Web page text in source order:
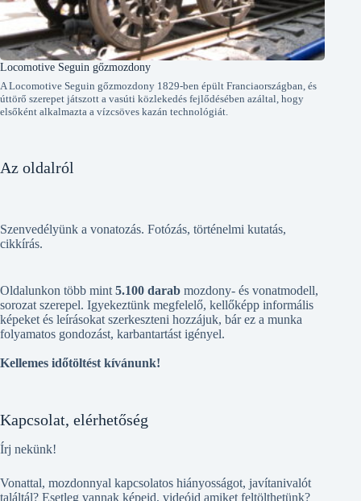
Locomotive Seguin gőzmozdony
A Locomotive Seguin gőzmozdony 1829-ben épült Franciaországban, és
úttörő szerepet játszott a vasúti közlekedés fejlődésében azáltal, hogy
elsőként alkalmazta a vízcsöves kazán technológiát.
Az oldalról
Szenvedélyünk a vonatozás. Fotózás, történelmi kutatás,
cikkírás.
Oldalunkon több mint 5.100 darab mozdony- és vonatmodell,
sorozat szerepel. Igyekeztünk megfelelő, kellőképp informális
képeket és leírásokat szerkeszteni hozzájuk, bár ez a munka
folyamatos gondozást, karbantartást igényel.
Kellemes időtöltést kívánunk!
Kapcsolat, elérhetőség
Írj nekünk!
Vonattal, mozdonnyal kapcsolatos hiányosságot, javítanivalót
találtál? Esetleg vannak képeid, videóid amiket feltölthetünk?